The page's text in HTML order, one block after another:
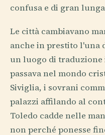
confusa e di gran
Le città cambiavano
anche in prestito l'una
un luogo di
passava nel mondo
Siviglia, i sovrani
palazzi affilando al
Toledo cadde nelle
non perché ponesse